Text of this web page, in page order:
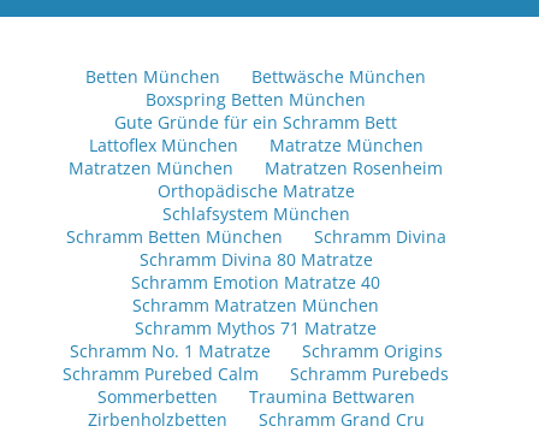
Betten München
Bettwäsche München
Boxspring Betten München
Gute Gründe für ein Schramm Bett
Lattoflex München
Matratze München
Matratzen München
Matratzen Rosenheim
Orthopädische Matratze
Schlafsystem München
Schramm Betten München
Schramm Divina
Schramm Divina 80 Matratze
Schramm Emotion Matratze 40
Schramm Matratzen München
Schramm Mythos 71 Matratze
Schramm No. 1 Matratze
Schramm Origins
Schramm Purebed Calm
Schramm Purebeds
Sommerbetten
Traumina Bettwaren
Zirbenholzbetten
Schramm Grand Cru